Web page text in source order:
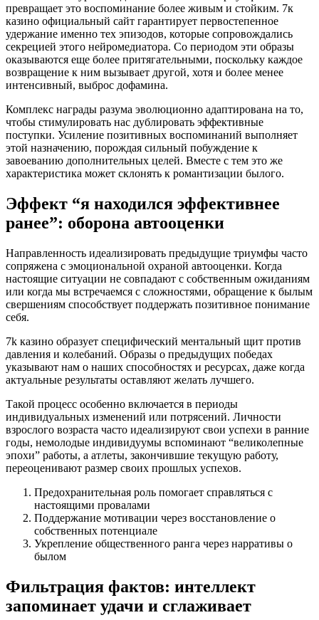
превращает это воспоминание более живым и стойким. 7к
казино официальный сайт гарантирует первостепенное
удержание именно тех эпизодов, которые сопровождались
секрецией этого нейромедиатора. Со периодом эти образы
оказываются еще более притягательными, поскольку каждое
возвращение к ним вызывает другой, хотя и более менее
интенсивный, выброс дофамина.
Комплекс награды разума эволюционно адаптирована на то,
чтобы стимулировать нас дублировать эффективные
поступки. Усиление позитивных воспоминаний выполняет
этой назначению, порождая сильный побуждение к
завоеванию дополнительных целей. Вместе с тем это же
характеристика может склонять к романтизации былого.
Эффект “я находился эффективнее
ранее”: оборона автооценки
Направленность идеализировать предыдущие триумфы часто
сопряжена с эмоциональной охраной автооценки. Когда
настоящие ситуации не совпадают с собственным ожиданиям
или когда мы встречаемся с сложностями, обращение к былым
свершениям способствует поддержать позитивное понимание
себя.
7k казино образует специфический ментальный щит против
давления и колебаний. Образы о предыдущих победах
указывают нам о наших способностях и ресурсах, даже когда
актуальные результаты оставляют желать лучшего.
Такой процесс особенно включается в периоды
индивидуальных изменений или потрясений. Личности
взрослого возраста часто идеализируют свои успехи в ранние
годы, немолодые индивидуумы вспоминают “великолепные
эпохи” работы, а атлеты, закончившие текущую работу,
переоценивают размер своих прошлых успехов.
Предохранительная роль помогает справляться с
настоящими провалами
Поддержание мотивации через восстановление о
собственных потенциале
Укрепление общественного ранга через нарративы о
былом
Фильтрация фактов: интеллект
запоминает удачи и сглаживает